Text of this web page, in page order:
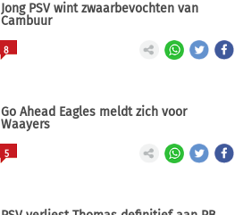
Jong PSV wint zwaarbevochten van
Cambuur
8
Go Ahead Eagles meldt zich voor
Waayers
5